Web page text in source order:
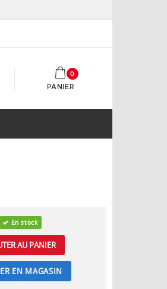
PANIER
0
En stock
AU PANIER
EN MAGASIN